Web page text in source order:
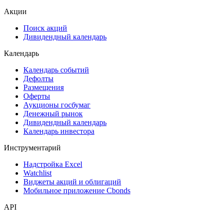
Акции
Поиск акций
Дивидендный календарь
Календарь
Календарь событий
Дефолты
Размещения
Оферты
Аукционы госбумаг
Денежный рынок
Дивидендный календарь
Календарь инвестора
Инструментарий
Надстройка Excel
Watchlist
Виджеты акций и облигаций
Мобильное приложение Cbonds
API